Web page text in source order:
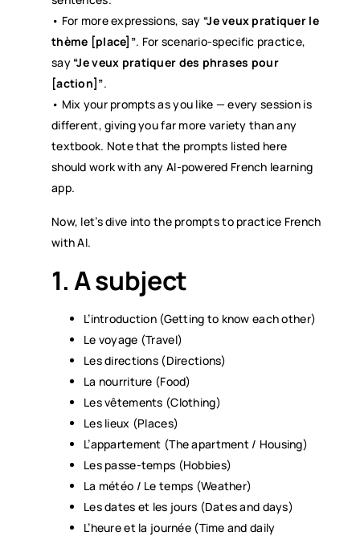
• For more expressions, say “Je veux pratiquer le
thème [place]”. For scenario-specific practice,
say “Je veux pratiquer des phrases pour
[action]”.
• Mix your prompts as you like — every session is
different, giving you far more variety than any
textbook. Note that the prompts listed here
should work with any AI-powered French learning
app.
Now, let’s dive into the prompts to practice French
with AI.
1. A subject
L’introduction (Getting to know each other)
Le voyage (Travel)
Les directions (Directions)
La nourriture (Food)
Les vêtements (Clothing)
Les lieux (Places)
L’appartement (The apartment / Housing)
Les passe-temps (Hobbies)
La météo / Le temps (Weather)
Les dates et les jours (Dates and days)
L’heure et la journée (Time and daily